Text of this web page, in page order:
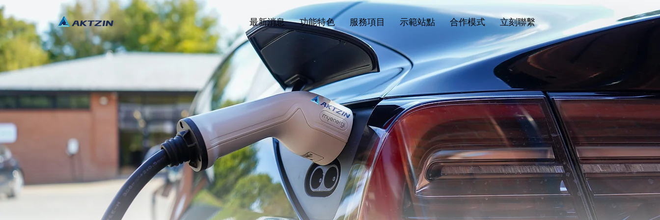
最新消息 功能特色 服務項目 示範站點 合作模式 立刻聯繫